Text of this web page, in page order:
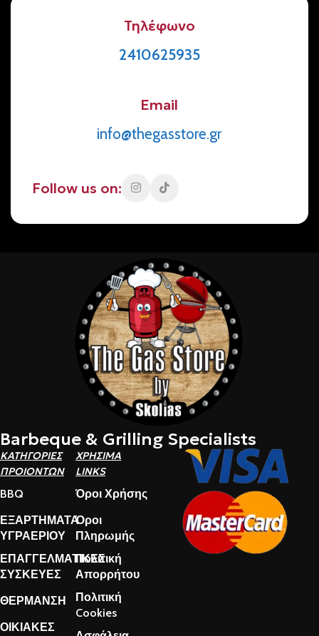
Τηλέφωνο
2410625935
Email
info@thegasstore.gr
Follow us on:
Barbeque & Grilling Specialists
ΚΑΤΗΓΟΡΙΕΣ
ΠΡΟΙΟΝΤΩΝ
BBQ
ΕΞΑΡΤΗΜΑΤΑ
ΥΓΡΑΕΡΙΟΥ
ΕΠΑΓΓΕΛΜΑΤΙΚΕΣ
ΣΥΣΚΕΥΕΣ
ΘΕΡΜΑΝΣΗ
ΟΙΚΙΑΚΕΣ
ΧΡΗΣΙΜΑ
LINKS
Όροι Χρήσης
Όροι
Πληρωμής
Πολιτική
Απορρήτου
Πολιτική
Cookies